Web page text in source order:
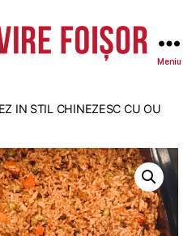
-
Meniu
IN STIL CHINEZESC CU OU